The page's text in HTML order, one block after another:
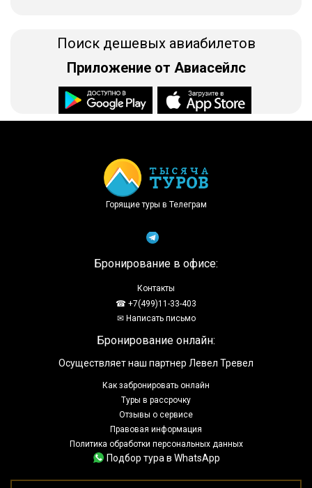
Поиск дешевых авиабилетов
Приложение от Авиасейлс
Горящие туры в Телеграм
Бронирование в офисе:
Контакты
☎ +7(499)11-33-403
✉ Написать письмо
Бронирование онлайн:
Осуществляет наш партнер Левел Тревел
Как забронировать онлайн
Туры в рассрочку
Отзывы о сервисе
Правовая информация
Политика обработки персональных данных
Подбор тура в WhatsApp